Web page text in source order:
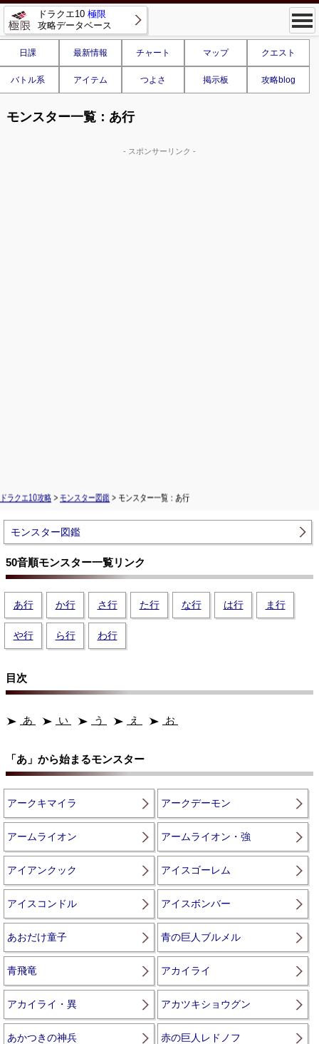
ドラクエ10 極限
攻略データベース
日課 最新情報 チャート マップ クエスト
バトル系 アイテム つよさ 掲示板 攻略blog
モンスター一覧：あ行
- スポンサーリンク -
ドラクエ10攻略 > モンスター図鑑 > モンスター一覧：あ行
モンスター図鑑
50音順モンスター一覧リンク
あ行 か行 さ行 た行 な行 は行 ま行
や行 ら行 わ行
目次
あ い う え お
「あ」から始まるモンスター
アークキマイラ アークデーモン
アームライオン アームライオン・強
アイアンクック アイスゴーレム
アイスコンドル アイスボンバー
あおだけ童子 青の巨人ブルメル
青飛竜 アカイライ
アカイライ・異 アカツキショウグン
あかつきの神兵 赤の巨人レドノフ